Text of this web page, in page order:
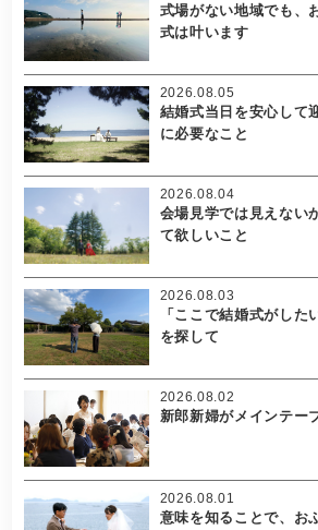
式場がない地域でも、
式は叶います
結婚式当日を安心して
に必要なこと
2026.08.05
会場見学では見えない
て欲しいこと
2026.08.04
「ここで結婚式がした
を探して
2026.08.03
新郎新婦がメインテー
2026.08.02
意味を知ることで、お
2026.08.01